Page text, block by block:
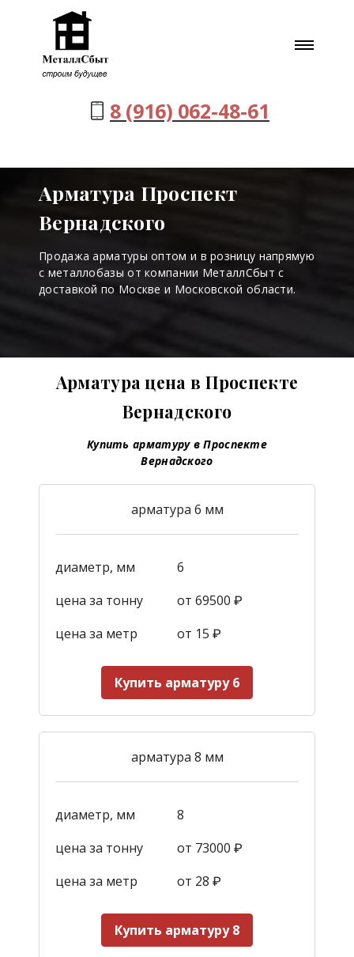
8 (916) 062-48-61
Арматура Проспект
Вернадского
Продажа арматуры оптом и в розницу напрямую
с металлобазы от компании МеталлСбыт с
доставкой по Москве и Московской области.
Арматура цена в Проспекте
Вернадского
Купить арматуру в Проспекте
Вернадского
арматура 6 мм
диаметр, мм
6
цена за тонну
от 69500 ₽
цена за метр
от 15 ₽
Купить арматуру 6
арматура 8 мм
диаметр, мм
8
цена за тонну
от 73000 ₽
цена за метр
от 28 ₽
Купить арматуру 8